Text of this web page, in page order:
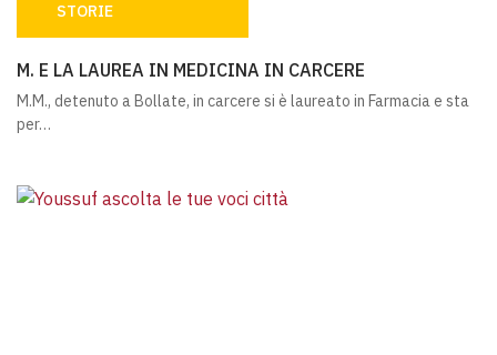
STORIE
M. E LA LAUREA IN MEDICINA IN CARCERE
M.M., detenuto a Bollate, in carcere si è laureato in Farmacia e sta
per…